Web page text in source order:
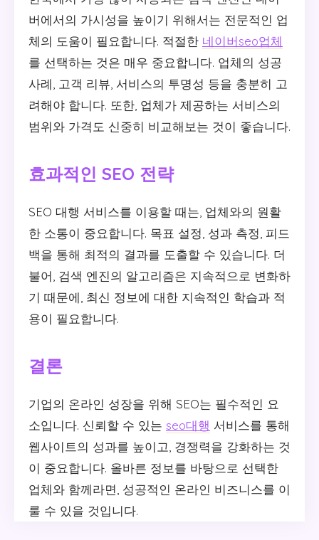
버에서의 가시성을 높이기 위해서는 전문적인 업
체의 도움이 필요합니다. 적절한 네이버seo업체
를 선택하는 것은 매우 중요합니다. 업체의 성공
사례, 고객 리뷰, 서비스의 투명성 등을 충분히 고
려해야 합니다. 또한, 업체가 제공하는 서비스의
범위와 가격도 신중히 비교해보는 것이 좋습니다.
효과적인 SEO 전략
SEO 대행 서비스를 이용할 때는, 업체와의 원활
한 소통이 중요합니다. 목표 설정, 성과 측정, 피드
백을 통해 최적의 결과를 도출할 수 있습니다. 더
불어, 검색 엔진의 알고리즘은 지속적으로 변화하
기 때문에, 최신 정보에 대한 지속적인 학습과 적
용이 필요합니다.
결론
기업의 온라인 성장을 위해 SEO는 필수적인 요
소입니다. 신뢰할 수 있는 seo대행 서비스를 통해
웹사이트의 성과를 높이고, 경쟁력을 강화하는 것
이 중요합니다. 올바른 정보를 바탕으로 선택한
업체와 함께라면, 성공적인 온라인 비즈니스를 이
룰 수 있을 것입니다.